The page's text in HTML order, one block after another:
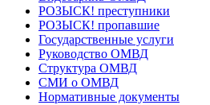
РОЗЫСК! преступники
РОЗЫСК! пропавшие
Государственные услуги
Руководство ОМВД
Структура ОМВД
СМИ о ОМВД
Нормативные документы